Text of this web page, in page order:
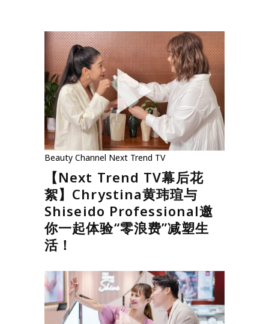
Beauty Channel Next Trend TV
【Next Trend TV幕后花
絮】Chrystina黄玮瑄与
Shiseido Professional邀
你一起体验“零浪费”减塑生
活！